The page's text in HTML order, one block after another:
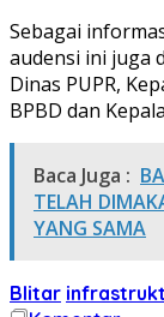
Sebagai
audensi ini juga
Dinas PUPR,
BPBD dan
Baca Juga :
TELAH
YANG SAMA
Blitar